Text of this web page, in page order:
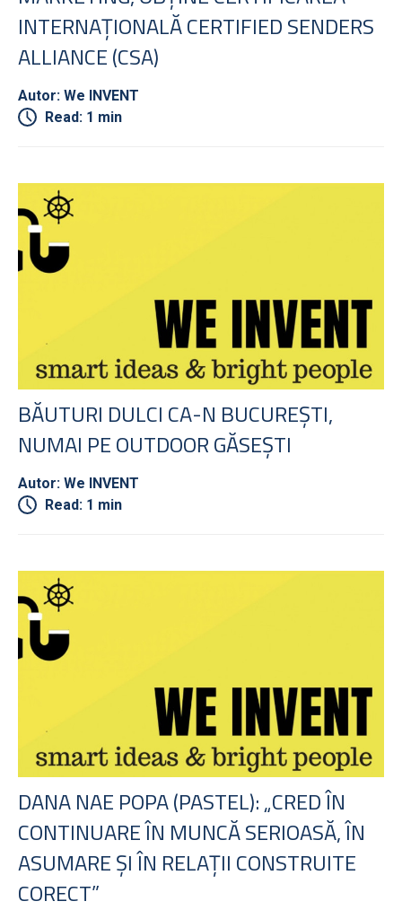
INTERNAȚIONALĂ CERTIFIED SENDERS
ALLIANCE (CSA)
Autor: We INVENT
Read: 1 min
BĂUTURI DULCI CA-N BUCUREȘTI,
NUMAI PE OUTDOOR GĂSEȘTI
Autor: We INVENT
Read: 1 min
DANA NAE POPA (PASTEL): „CRED ÎN
CONTINUARE ÎN MUNCĂ SERIOASĂ, ÎN
ASUMARE ȘI ÎN RELAȚII CONSTRUITE
CORECT”